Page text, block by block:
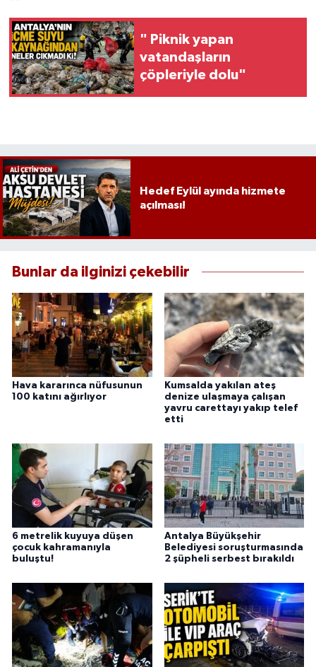
" Piknik yapan
vatandaşların
çöpleriyle dolu"
Hedef Eylül ayında hizmete
açılması!
Bunlar da ilginizi çekebilir
Hava kararınca nüfusunun
100 katını ağırlıyor
Kumsalda yakılan ateş
denize ulaşmaya çalışan
yavru carettayı yakıp telef
etti
6 metrelik kuyuya düşen
çocuk kahramanıyla
buluştu!
Antalya Büyükşehir
Belediyesi soruşturmasında
2 şüpheli serbest bırakıldı